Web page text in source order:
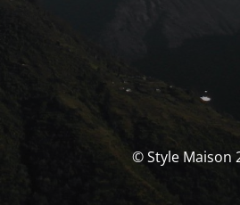
© Style Maison